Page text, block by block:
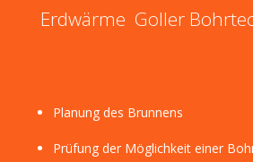
Erdwärme Goller
Planung des Brunnens
Prüfung der Möglichkeit einer